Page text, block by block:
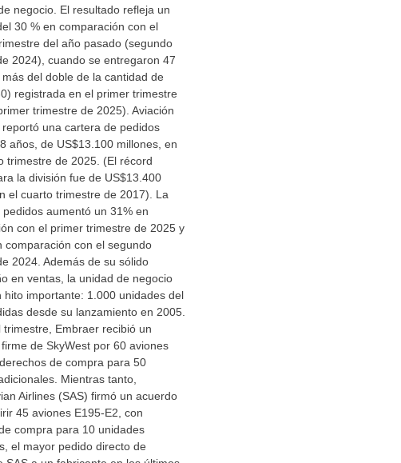
negocio. El resultado refleja un
30 % en comparación con el
del año pasado (segundo
2024), cuando se entregaron 47
del doble de la cantidad de
registrada en el primer trimestre
trimestre de 2025). Aviación
una cartera de pedidos
años, de US$13.100 millones, en
trimestre de 2025. (El récord
la división fue de US$13.400
el cuarto trimestre de 2017). La
aumentó un 31% en
con el primer trimestre de 2025 y
comparación con el segundo
2024. Además de su sólido
en ventas, la unidad de negocio
hito importante: 1.000 unidades del
desde su lanzamiento en 2005.
trimestre, Embraer recibió un
de SkyWest por 60 aviones
de compra para 50
Mientras tanto,
Airlines (SAS) firmó un acuerdo
45 aviones E195-E2, con
compra para 10 unidades
el mayor pedido directo de